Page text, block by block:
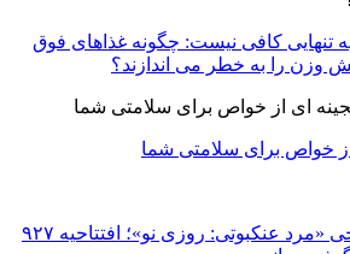
تنهایی کافی نیست: چگونه غذاهای فوق
وزن را به خطر می اندازند؟
از خواص برای سلامتی شما
رکوردشکنی تاریخی «مرد عنکبوتی: روزی نو»؛ افتتاحیه ۹۲۷